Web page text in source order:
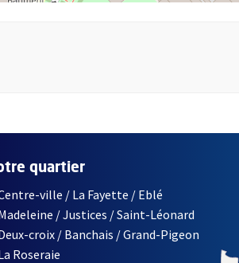
D'INSCRIPTION À LA LETTRE
quartier
ville / La Fayette / Eblé
/ Justices / Saint-Léonard
croix / Banchais / Grand-Pigeon
Roseraie